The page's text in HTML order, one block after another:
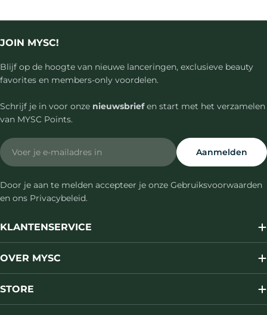
JOIN MYSC!
Blijf op de hoogte van nieuwe lanceringen, exclusieve beauty
favorites en members-only voordelen.
Schrijf je in voor onze nieuwsbriefen start met het verzamelen
van MYSC Points.
Email
Aanmelden
Door je aan te melden accepteer je onze Gebruiksvoorwaarden
en ons Privacybeleid.
KLANTENSERVICE
OVER MYSC
STORE